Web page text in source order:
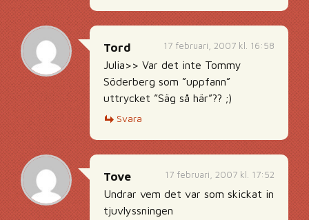
17 februari, 2007 kl. 16:58
Tord
Julia>> Var det inte Tommy
Söderberg som ”uppfann”
uttrycket ”Säg så här”?? ;)
Svara
17 februari, 2007 kl. 17:52
Tove
Undrar vem det var som skickat in
tjuvlyssningen